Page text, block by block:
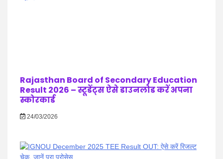
Rajasthan Board of Secondary Education
Result 2026 – स्टूडेंट्स ऐसे डाउनलोड करें अपना
स्कोरकार्ड
24/03/2026